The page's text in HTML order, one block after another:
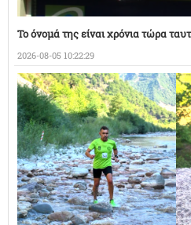
Το όνομά της είναι χρόνια τώρα
2026-08-05 10:22:29